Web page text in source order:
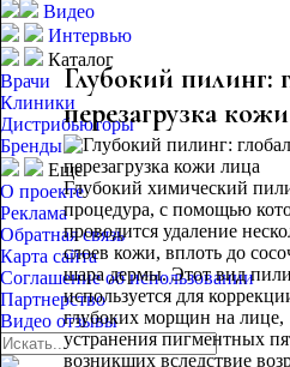
Видео
Интервью
Каталог
Врачи
Клиники
Дистрибьюторы
Бренды
Еще
О проекте
Реклама
Обратная связь
Карта сайта
Соглашение об использовании
Партнерство
Видео отзывы
Глубокий пилинг:
перезагрузка
Глубокий химический
процедура, с помощью
проводится удаление
слоев кожи, вплоть до
шара дермы. Этот вид
используется для
глубоких морщин на лице,
устранения пигментных
возникших вследствие